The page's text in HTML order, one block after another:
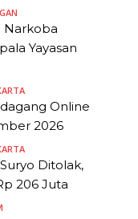
Narkoba
Yayasan
Online
2026
Ditolak,
206 Juta